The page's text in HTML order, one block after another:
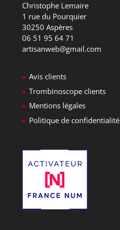
Christophe Lemaire
1 rue du Pourquier
30250 Aspères
06 51 95 64 71
artisanweb@gmail.com
Avis clients
Trombinoscope clients
Mentions légales
Politique de confidentialité